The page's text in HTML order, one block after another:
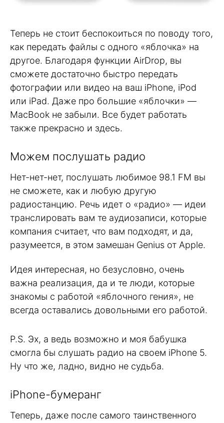
Теперь не стоит беспокоиться по поводу того,
как передать файлы с одного «яблочка» на
другое. Благодаря функции AirDrop, вы
сможете достаточно быстро передать
фотографии или видео на ваш iPhone, iPod
или iPad. Даже про большие «яблочки» —
MacBook не забыли. Все будет работать
также прекрасно и здесь.
Можем послушать радио
Нет-нет-нет, послушать любимое 98.1 FM вы
не сможете, как и любую другую
радиостанцию. Речь идет о «радио» — идеи
транслировать вам те аудиозаписи, которые
компания считает, что вам подходят, и да,
разумеется, в этом замешан Genius от Apple.
Идея интересная, но безусловно, очень
важна реализация, да и те люди, которые
знакомы с работой «яблочного гения», не
всегда оставались довольными его работой.
P.S. Эх, а ведь возможно и моя бабушка
смогла бы слушать радио на своем iPhone 5.
Ну что же, ладно, видно не судьба.
iPhone-бумеранг
Теперь, даже после самого таинственного